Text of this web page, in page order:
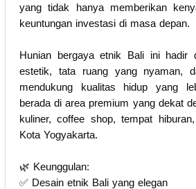
yang tidak hanya memberikan
keuntungan investasi di masa depan.
Hunian bergaya etnik Bali ini hadir
estetik, tata ruang yang nyaman,
mendukung kualitas hidup yang
berada di area premium yang dekat
kuliner, coffee shop, tempat
Kota Yogyakarta.
🌿 Keunggulan:
✅ Desain etnik Bali yang elegan